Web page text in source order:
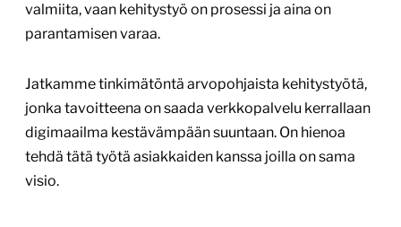
valmiita, vaan kehitystyö on prosessi ja aina on
parantamisen varaa.
Jatkamme tinkimätöntä arvopohjaista kehitystyötä,
jonka tavoitteena on saada verkkopalvelu kerrallaan
digimaailma kestävämpään suuntaan. On hienoa
tehdä tätä työtä asiakkaiden kanssa joilla on sama
visio.